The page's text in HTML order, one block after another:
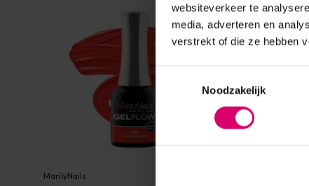
websiteverkeer te
media, adverteren en
verstrekt of die ze hebben
Noodzakelijk
MarilyNails